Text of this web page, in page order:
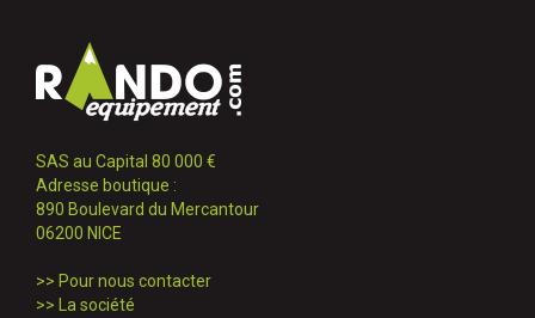
SAS au Capital 80 000 €
Adresse boutique :
890 Boulevard du Mercantour
06200 NICE
>> Pour nous contacter
>> La société